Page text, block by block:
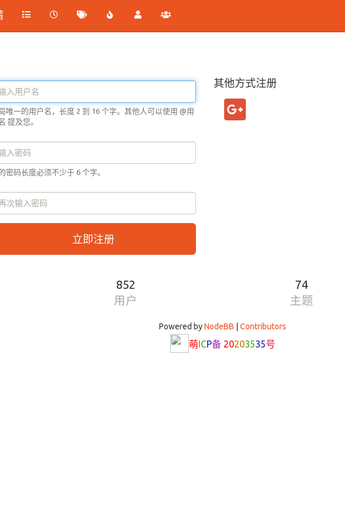
唯一的用户名，长度 2 到 16 个字。其他人可以使用 @用
提及您。
密码长度必须不少于 6 个字。
立即注册
其他方式注册
852
用户
74
主题
Powered byNodeBB Contributors
萌ICP备 20203535号